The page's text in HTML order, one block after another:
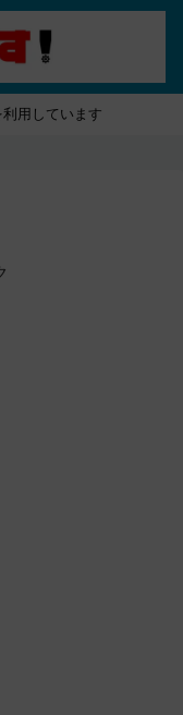
用しています